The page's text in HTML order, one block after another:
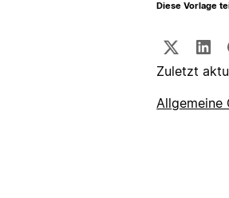
Diese Vorlage
Zuletzt
Allgemeine